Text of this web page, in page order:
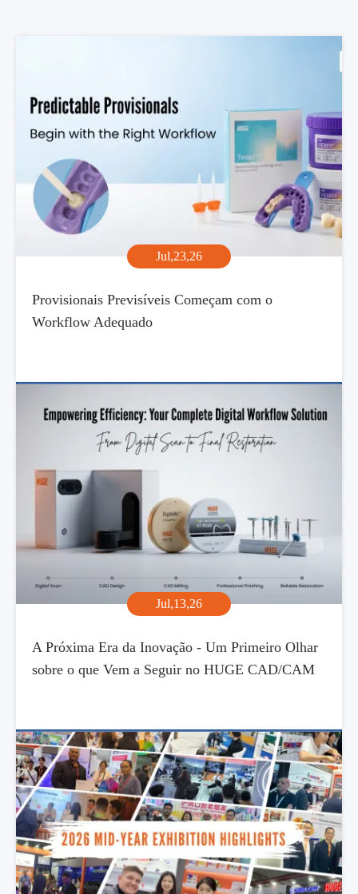
Jul,23,26
Provisionais Previsíveis Começam com o
Workflow Adequado
Jul,13,26
A Próxima Era da Inovação - Um Primeiro Olhar
sobre o que Vem a Seguir no HUGE CAD/CAM